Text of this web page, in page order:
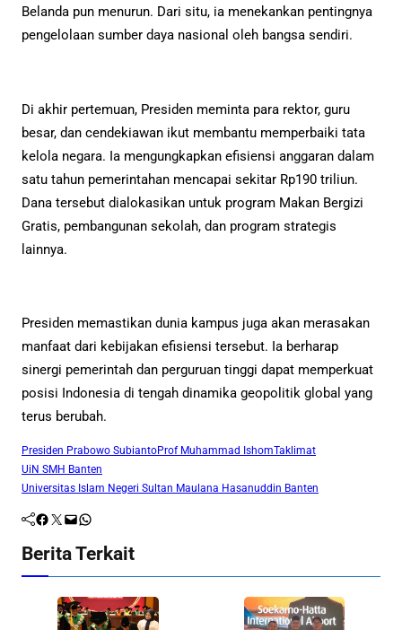
Belanda pun menurun. Dari situ, ia menekankan pentingnya
pengelolaan sumber daya nasional oleh bangsa sendiri.
Di akhir pertemuan, Presiden meminta para rektor, guru
besar, dan cendekiawan ikut membantu memperbaiki tata
kelola negara. Ia mengungkapkan efisiensi anggaran dalam
satu tahun pemerintahan mencapai sekitar Rp190 triliun.
Dana tersebut dialokasikan untuk program Makan Bergizi
Gratis, pembangunan sekolah, dan program strategis
lainnya.
Presiden memastikan dunia kampus juga akan merasakan
manfaat dari kebijakan efisiensi tersebut. Ia berharap
sinergi pemerintah dan perguruan tinggi dapat memperkuat
posisi Indonesia di tengah dinamika geopolitik global yang
terus berubah.
Presiden Prabowo SubiantoProf Muhammad IshomTaklimat
UiN SMH Banten
Universitas Islam Negeri Sultan Maulana Hasanuddin Banten
Facebook Twitter Mail WhatsApp
Berita Terkait